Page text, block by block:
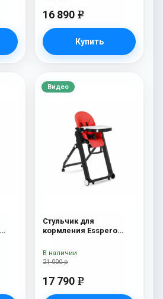
16 890 e
Купить
Видео
Стульчик для
кормления Esspero
21 000 р
17 790 e
В наличии